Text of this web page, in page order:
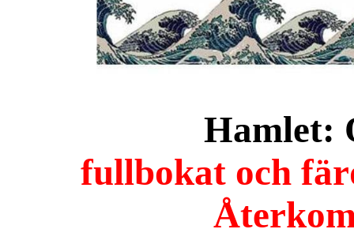
Hamlet:
fullbokat och